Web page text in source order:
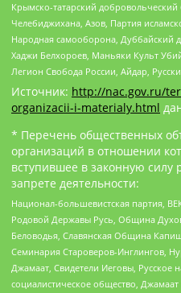
Крымско-татарский
Челебиджихана, Азов, Партия
Народная самооборона, Дуббайский
Хаджи Белхороев, Маньяки Культ
Легион Свобода России, Айдар,
Источник: http://nac.gov.ru/
organizacii-i-materialy.html
* Перечень общественных
организаций в отношении
вступившее в законную
запрете деятельности:
Национал-большевистская партия,
Родовой Державы Русь, Община
Беловодья, Славянская Община
Семинария Староверов-Инглингов,
Джамаат, Свидетели Иеговы, Русское
социалистическое общество,